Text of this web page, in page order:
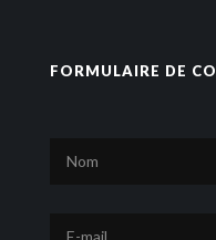
FORMULAIRE DE